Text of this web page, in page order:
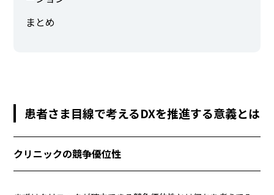
まとめ
患者さま目線で考えるDXを推進する意義とは
クリニックの競争優位性